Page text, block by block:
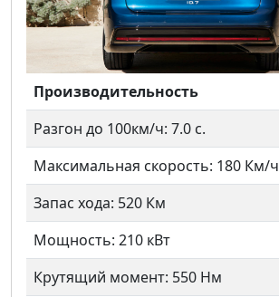
Производительность
Разгон до 100км/ч: 7.0 с.
Максимальная скорость: 180 Км/ч
Запас хода: 520 Км
Мощность: 210 кВт
Крутящий момент: 550 Нм